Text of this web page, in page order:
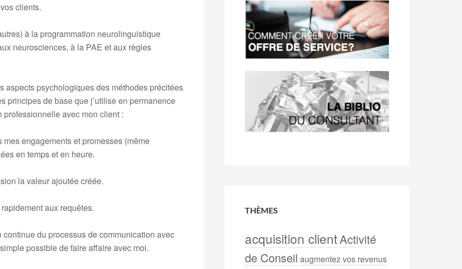
clients.
à la programmation neurolinguistique
neurosciences, à la PAE et aux règles
aspects psychologiques des méthodes précitées
principes de base que j’utilise en permanence
avec mon client :
mes engagements et promesses (même
en temps et en heure.
la valeur ajoutée créée.
aux requêtes.
continue du processus de communication avec
possible de faire affaire avec moi.
THÈMES
acquisition clientActivité
de Conseil augmentez vos revenus